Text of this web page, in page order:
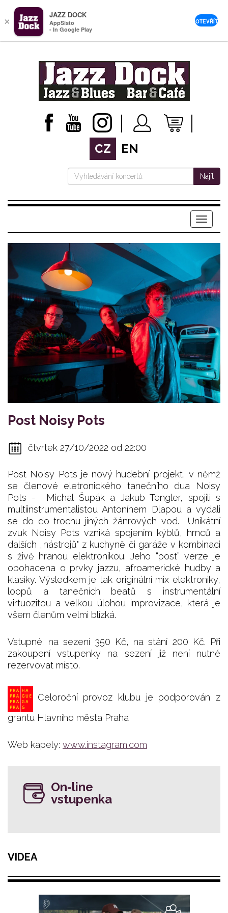
CZ EN
Najít
Menu
Post Noisy Pots
čtvrtek 27/10/2022 od 22:00
Post Noisy Pots je nový hudební projekt, v němž
se členové eletronického tanečního dua Noisy
Pots - Michal Šupák a Jakub Tengler, spojili s
multiinstrumentalistou Antonínem Dlapou a vydali
se do do trochu jiných žánrových vod. Unikátní
zvuk Noisy Pots vzniká spojením kýblů, hrnců a
dalších „nástrojů" z kuchyně či garáže v kombinaci
s živě hranou elektronikou. Jeho “post” verze je
obohacena o prvky jazzu, afroamerické hudby a
klasiky. Výsledkem je tak originální mix elektroniky,
loopů a tanečních beatů s instrumentální
virtuozitou a velkou úlohou improvizace, která je
všem členům velmi blízká.
Vstupné: na sezení 350 Kč, na stání 200 Kč. Při
zakoupení vstupenky na sezení již není nutné
rezervovat místo.
Celoroční provoz klubu je podporován z
grantu Hlavního města Praha
Web kapely: www.instagram.com
On-line
vstupenka
VIDEA
×
JAZZ DOCK
AppSisto
- In Google Play
OTEVŘÍT